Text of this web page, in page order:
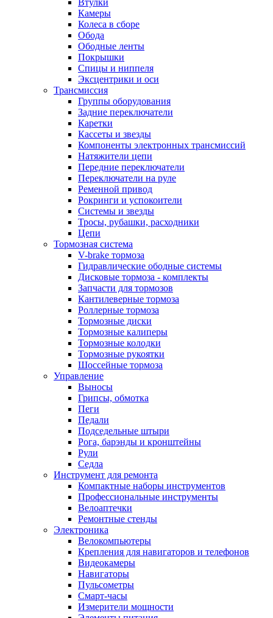
Камеры
Колеса в сборе
Обода
Ободные ленты
Покрышки
Спицы и ниппеля
Эксцентрики и оси
Трансмиссия
Группы оборудования
Задние переключатели
Каретки
Кассеты и звезды
Компоненты электронных трансмиссий
Натяжители цепи
Передние переключатели
Переключатели на руле
Ременной привод
Рокринги и успокоители
Системы и звезды
Тросы, рубашки, расходники
Цепи
Тормозная система
V-brake тормоза
Гидравлические ободные системы
Дисковые тормоза - комплекты
Запчасти для тормозов
Кантилеверные тормоза
Роллерные тормоза
Тормозные диски
Тормозные калиперы
Тормозные колодки
Тормозные рукоятки
Шоссейные тормоза
Управление
Выносы
Грипсы, обмотка
Пеги
Педали
Подседельные штыри
Рога, барэнды и кронштейны
Рули
Седла
Инструмент для ремонта
Компактные наборы инструментов
Профессиональные инструменты
Велоаптечки
Ремонтные стенды
Электроника
Велокомпьютеры
Крепления для навигаторов и телефонов
Видеокамеры
Навигаторы
Пульсометры
Смарт-часы
Измерители мощности